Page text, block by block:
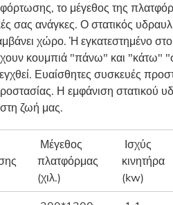
το μέγεθος της
σας ανάγκες. Ο στατικός
χώρο. Ή εγκατεστημένο
κουμπιά "πάνω" και "κάτω"
Ευαίσθητες συσκευές
Η εμφάνιση στατικού
στη ζωή μας.
Μέγεθος
πλατφόρμας
(χιλ.)
Ισχύς
κινητήρα
(kw)